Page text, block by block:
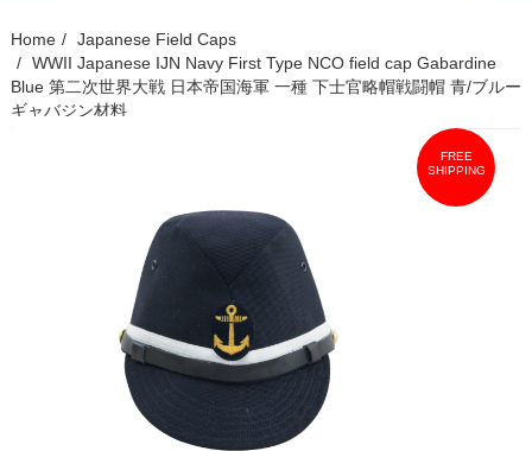
Home
Japanese Field Caps
WWII Japanese IJN Navy First Type NCO field cap Gabardine
Blue 第二次世界大戦 日本帝国海軍 一種 下士官略帽戦闘帽 青/ブルー
ギャバジン材料
FREE
SHIPPING